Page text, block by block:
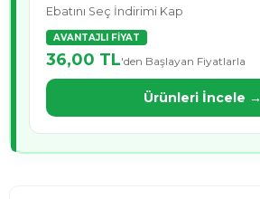
Ebatını Seç İndirimi Kap
AVANTAJLI FİYAT
36,00 TL'den Başlayan Fiyatlarla
Ürünleri İncele →